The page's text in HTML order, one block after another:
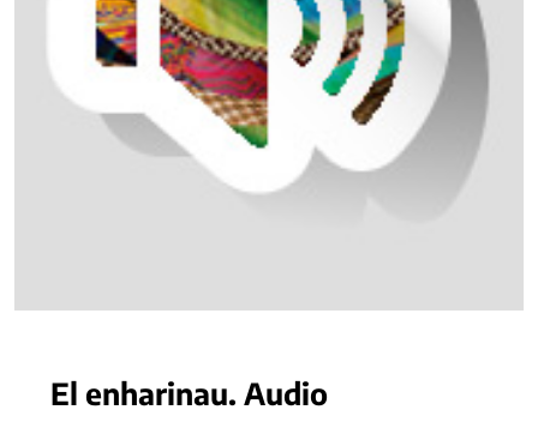
El enharinau. Audio